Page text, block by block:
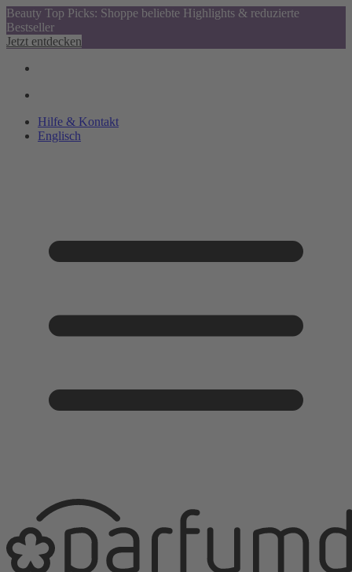
Beauty Top Picks: Shoppe beliebte Highlights & reduzierte
Bestseller
Jetzt entdecken
Hilfe & Kontakt
Englisch